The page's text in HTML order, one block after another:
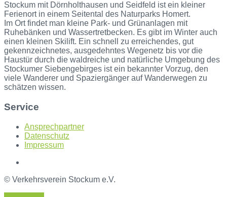
Stockum mit Dörnholthausen und Seidfeld ist ein kleiner
Ferienort in einem Seitental des Naturparks Homert.
Im Ort findet man kleine Park- und Grünanlagen mit
Ruhebänken und Wassertretbecken. Es gibt im Winter auch
einen kleinen Skilift. Ein schnell zu erreichendes, gut
gekennzeichnetes, ausgedehntes Wegenetz bis vor die
Haustür durch die waldreiche und natürliche Umgebung des
Stockumer Siebengebirges ist ein bekannter Vorzug, den
viele Wanderer und Spaziergänger auf Wanderwegen zu
schätzen wissen.
Service
Ansprechpartner
Datenschutz
Impressum
© Verkehrsverein Stockum e.V.